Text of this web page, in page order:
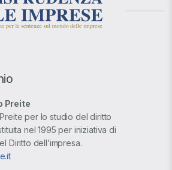
Preite
per lo studio del diritto
nel 1995 per iniziativa di
Diritto dell’impresa.